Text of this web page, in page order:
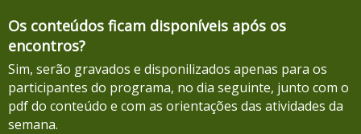
Os conteúdos ficam disponíveis após os
encontros?
Sim, serão gravados e disponilizados apenas para os
participantes do programa, no dia seguinte, junto com o
pdf do conteúdo e com as orientações das atividades da
semana.